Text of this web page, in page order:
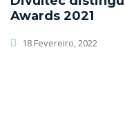
Awards 2021
18 Fevereiro, 2022